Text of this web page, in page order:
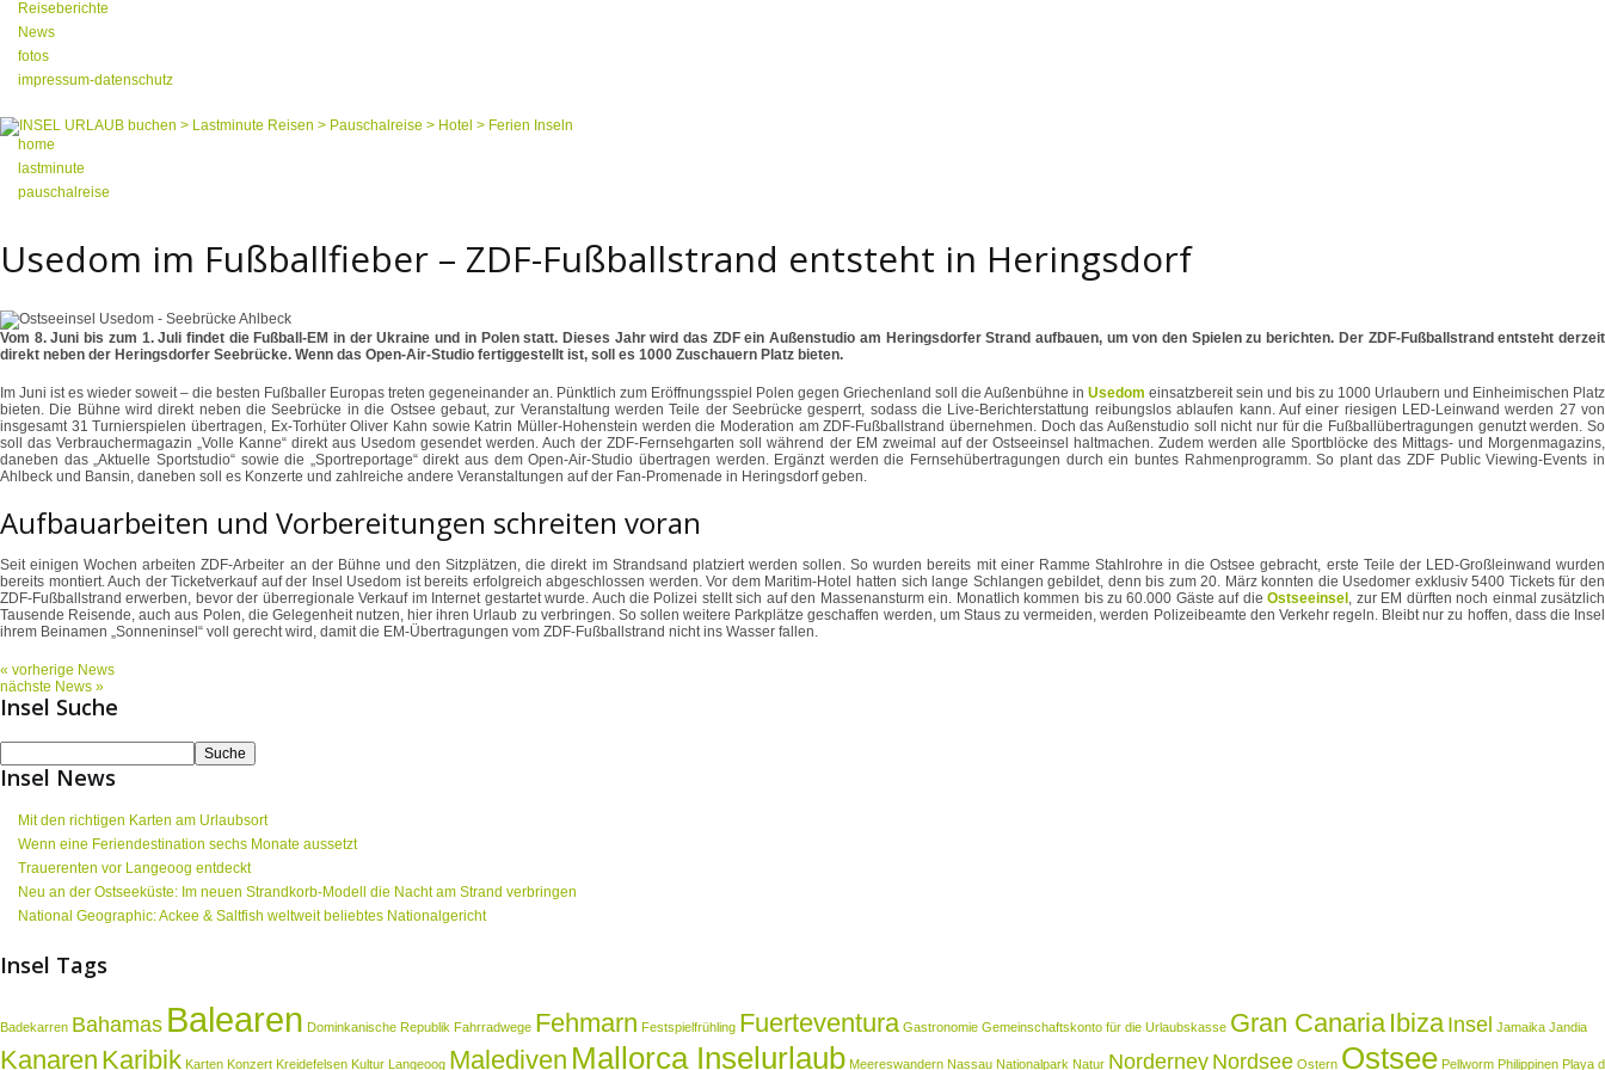
Reiseberichte
News
fotos
impressum-datenschutz
home
lastminute
pauschalreise
Usedom im Fußballfieber – ZDF-Fußballstrand entsteht in Heringsdorf
Vom 8. Juni bis zum 1. Juli findet die Fußball-EM in der Ukraine und in Polen statt. Dieses Jahr wird das ZDF ein Außenstudio am Heringsdorfer Strand aufbauen, um von den Spielen zu berichten. Der ZDF-Fußballstrand entsteht derzeit
direkt neben der Heringsdorfer Seebrücke. Wenn das Open-Air-Studio fertiggestellt ist, soll es 1000 Zuschauern Platz bieten.
Im Juni ist es wieder soweit – die besten Fußballer Europas treten gegeneinander an. Pünktlich zum Eröffnungsspiel Polen gegen Griechenland soll die Außenbühne in Usedom einsatzbereit sein und bis zu 1000 Urlaubern und Einheimischen Platz
bieten. Die Bühne wird direkt neben die Seebrücke in die Ostsee gebaut, zur Veranstaltung werden Teile der Seebrücke gesperrt, sodass die Live-Berichterstattung reibungslos ablaufen kann. Auf einer riesigen LED-Leinwand werden 27 von
insgesamt 31 Turnierspielen übertragen, Ex-Torhüter Oliver Kahn sowie Katrin Müller-Hohenstein werden die Moderation am ZDF-Fußballstrand übernehmen. Doch das Außenstudio soll nicht nur für die Fußballübertragungen genutzt werden. So
soll das Verbrauchermagazin „Volle Kanne“ direkt aus Usedom gesendet werden. Auch der ZDF-Fernsehgarten soll während der EM zweimal auf der Ostseeinsel haltmachen. Zudem werden alle Sportblöcke des Mittags- und Morgenmagazins,
daneben das „Aktuelle Sportstudio“ sowie die „Sportreportage“ direkt aus dem Open-Air-Studio übertragen werden. Ergänzt werden die Fernsehübertragungen durch ein buntes Rahmenprogramm. So plant das ZDF Public Viewing-Events in
Ahlbeck und Bansin, daneben soll es Konzerte und zahlreiche andere Veranstaltungen auf der Fan-Promenade in Heringsdorf geben.
Aufbauarbeiten und Vorbereitungen schreiten voran
Seit einigen Wochen arbeiten ZDF-Arbeiter an der Bühne und den Sitzplätzen, die direkt im Strandsand platziert werden sollen. So wurden bereits mit einer Ramme Stahlrohre in die Ostsee gebracht, erste Teile der LED-Großleinwand wurden
bereits montiert. Auch der Ticketverkauf auf der Insel Usedom ist bereits erfolgreich abgeschlossen werden. Vor dem Maritim-Hotel hatten sich lange Schlangen gebildet, denn bis zum 20. März konnten die Usedomer exklusiv 5400 Tickets für den
ZDF-Fußballstrand erwerben, bevor der überregionale Verkauf im Internet gestartet wurde. Auch die Polizei stellt sich auf den Massenansturm ein. Monatlich kommen bis zu 60.000 Gäste auf dieOstseeinsel , zur EM dürften noch einmal zusätzlich
Tausende Reisende, auch aus Polen, die Gelegenheit nutzen, hier ihren Urlaub zu verbringen. So sollen weitere Parkplätze geschaffen werden, um Staus zu vermeiden, werden Polizeibeamte den Verkehr regeln. Bleibt nur zu hoffen, dass die Insel
ihrem Beinamen „Sonneninsel“ voll gerecht wird, damit die EM-Übertragungen vom ZDF-Fußballstrand nicht ins Wasser fallen.
« vorherige News
nächste News »
Insel Suche
Insel News
Mit den richtigen Karten am Urlaubsort
Wenn eine Feriendestination sechs Monate aussetzt
Trauerenten vor Langeoog entdeckt
Neu an der Ostseeküste: Im neuen Strandkorb-Modell die Nacht am Strand verbringen
National Geographic: Ackee & Saltfish weltweit beliebtes Nationalgericht
Insel Tags
Badekarren Bahamas Balearen Dominkanische Republik Fahrradwege Fehmarn Festspielfrühling Fuerteventura Gastronomie Gemeinschaftskonto für die Urlaubskasse Gran Canaria Ibiza Insel Jamaika Jandia
Kanaren Karibik Karten Konzert Kreidefelsen Kultur Langeoog Malediven Mallorca Inselurlaub Meereswandern Nassau Nationalpark Natur Norderney Nordsee Ostern Ostsee Pellworm Philippinen Playa d